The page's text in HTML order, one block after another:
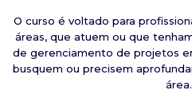
O curso é voltado para
áreas, que atuem ou que
de gerenciamento de projetos
busquem ou precisem
área.